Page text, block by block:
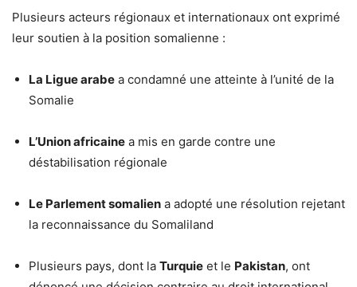
Plusieurs acteurs régionaux et internationaux ont exprimé
leur soutien à la position somalienne :
La Ligue arabe a condamné une atteinte à l’unité de la
Somalie
L’Union africaine a mis en garde contre une
déstabilisation régionale
Le Parlement somalien a adopté une résolution rejetant
la reconnaissance du Somaliland
Plusieurs pays, dont la Turquie et le Pakistan, ont